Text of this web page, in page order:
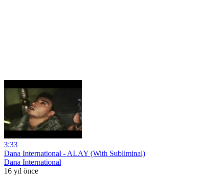
3:33
Dana International - ALAY (With Subliminal)
Dana International
16 yıl önce